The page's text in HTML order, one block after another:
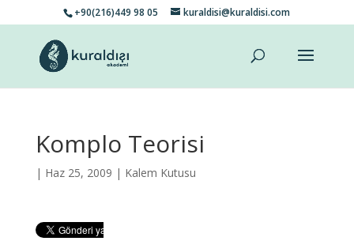
+90(216)449 98 05 kuraldisi@kuraldisi.com
Komplo Teorisi
| Haz 25, 2009 | Kalem Kutusu